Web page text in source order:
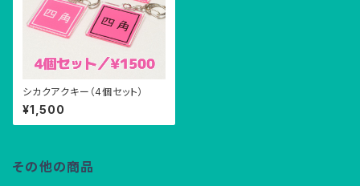
シカクアクキー（4個セット）
¥1,500
その他の商品